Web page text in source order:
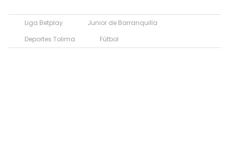
Liga Betplay
Junior de Barranquilla
Deportes Tolima
Fútbol